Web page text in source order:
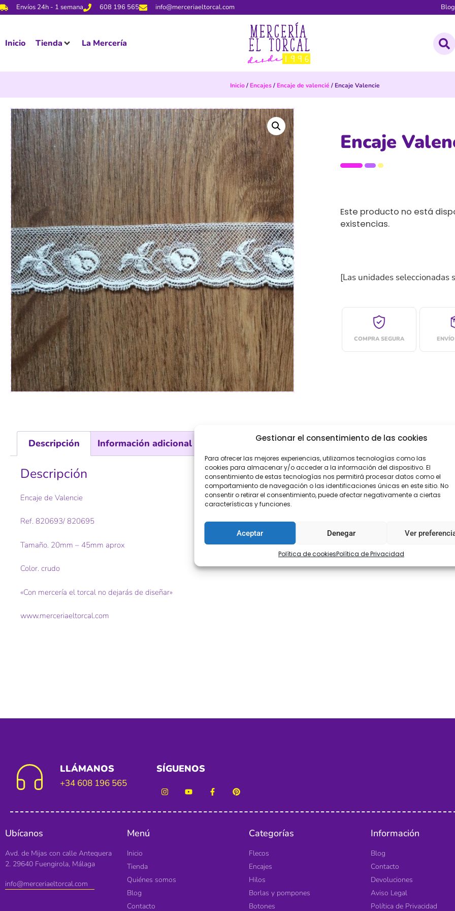
Gestionar el consentimiento de las cookies
Para ofrecer las mejores experiencias, utilizamos tecnologías como las
cookies para almacenar y/o acceder a la información del dispositivo. El
consentimiento de estas tecnologías nos permitirá procesar datos como el
comportamiento de navegación o las identificaciones únicas en este sitio. No
consentir o retirar el consentimiento, puede afectar negativamente a ciertas
características y funciones.
Aceptar Denegar Ver
Política de cookiesPolítica de Privacidad
Envíos 24h - 1 semana 608 196 565 info@merceriaeltorcal.com Blog
Inicio Tienda La Mercería
Inicio/ Encajes/ Encaje de valencié / Encaje Valencie
Encaje
Este producto no está
existencias.
[Las unidades seleccionadas
COMPRA SEGURA
Descripción Información adicional
Descripción
Encaje de Valencie
Ref. 820693/ 820695
Tamaño. 20mm – 45mm aprox
Color. crudo
«Con mercería el torcal no dejarás de diseñar»
www.merceriaeltorcal.com
LLÁMANOS
+34 608 196 565
SÍGUENOS
Ubícanos
Avd. de Mijas con calle Antequera
2. 29640 Fuengirola, Málaga
info@merceriaeltorcal.com
Menú
Inicio
Tienda
Quiénes somos
Blog
Contacto
Categorías
Flecos
Encajes
Hilos
Borlas y pompones
Botones
Información
Blog
Contacto
Devoluciones
Aviso Legal
Política de Privacidad